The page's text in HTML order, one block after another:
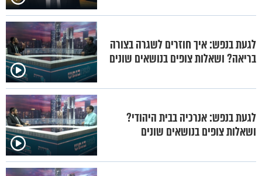
לגעת בנפש: איך חוזרים לשגרה בצורה
בריאה? ושאלות צופים בנושאים שונים
לגעת בנפש: אנרכיה בבית היהודי?
ושאלות צופים בנושאים שונים